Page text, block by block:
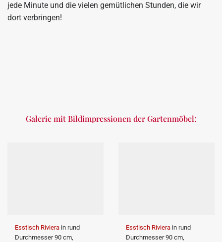
jede Minute und die vielen gemütlichen Stunden, die wir
dort verbringen!
Galerie mit Bildimpressionen der Gartenmöbel:
Esstisch Riviera in rund
Durchmesser 90 cm,
Esstisch Riviera in rund
Durchmesser 90 cm,